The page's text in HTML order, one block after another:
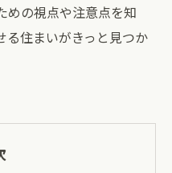
めの視点や注意点を知
る住まいがきっと見つか